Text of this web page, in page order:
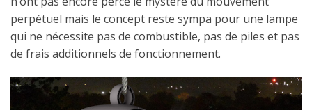
perpétuel mais le concept reste sympa pour une lampe
qui ne nécessite pas de combustible, pas de piles et pas
de frais additionnels de fonctionnement.